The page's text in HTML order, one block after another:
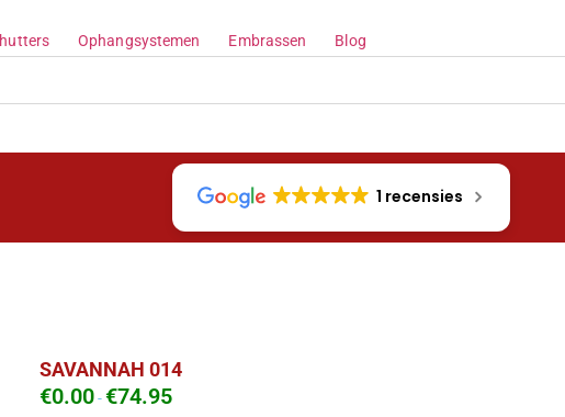
Ophangsystemen Embrassen Blog
1 recensies
SAVANNAH 014
€0.00-€74.95